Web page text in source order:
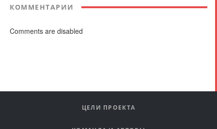
КОММЕНТАРИИ
Comments are disabled
ЦЕЛИ ПРОЕКТА